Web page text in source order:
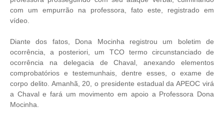
com um empurrão na professora, fato este, registrado em
vídeo.
Diante dos fatos, Dona Mocinha registrou um boletim de
ocorrência, a posteriori, um TCO termo circunstanciado de
ocorrência na delegacia de Chaval, anexando elementos
comprobatórios e testemunhais, dentre esses, o exame de
corpo delito. Amanhã, 20, o presidente estadual da APEOC virá
a Chaval e fará um movimento em apoio a Professora Dona
Mocinha.